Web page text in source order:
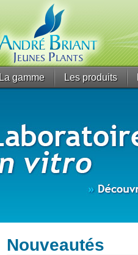
La gamme Les produits
Nouveautés